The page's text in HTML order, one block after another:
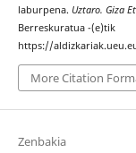
laburpena. Uztaro. Giza
Berreskuratua -(e)tik
https://
More Citation
Zenbakia